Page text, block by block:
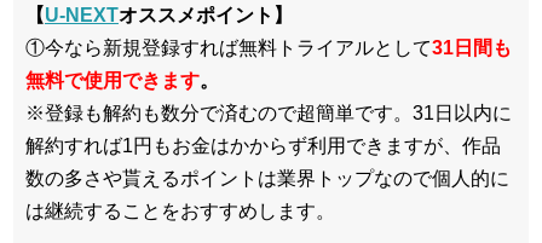
【U-NEXTオススメポイント】
①今なら新規登録すれば無料トライアルとして31日間も
無料で使用できます。
※登録も解約も数分で済むので超簡単です。31日以内に
解約すれば1円もお金はかからず利用できますが、作品
数の多さや貰えるポイントは業界トップなので個人的に
は継続することをおすすめします。